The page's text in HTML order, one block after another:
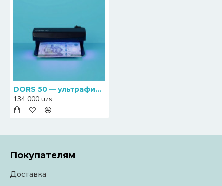
DORS 50 — ультрафиолетовый просмотровый детектор банкнот
134 000 uzs
Покупателям
Доставка